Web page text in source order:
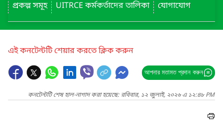
প্রকল্প সমূহ
UITRCE কর্মকর্তাদের তালিকা যোগাযোগ
এই কনটেন্টটি শেয়ার করতে ক্লিক করুন
আপনার মতামত প্রদান করুন
কনটেন্টটি শেষ হাল-নাগাদ করা হয়েছে: রবিবার, ১২ জুলাই, ২০২৬ এ ১২:৪৮ PM